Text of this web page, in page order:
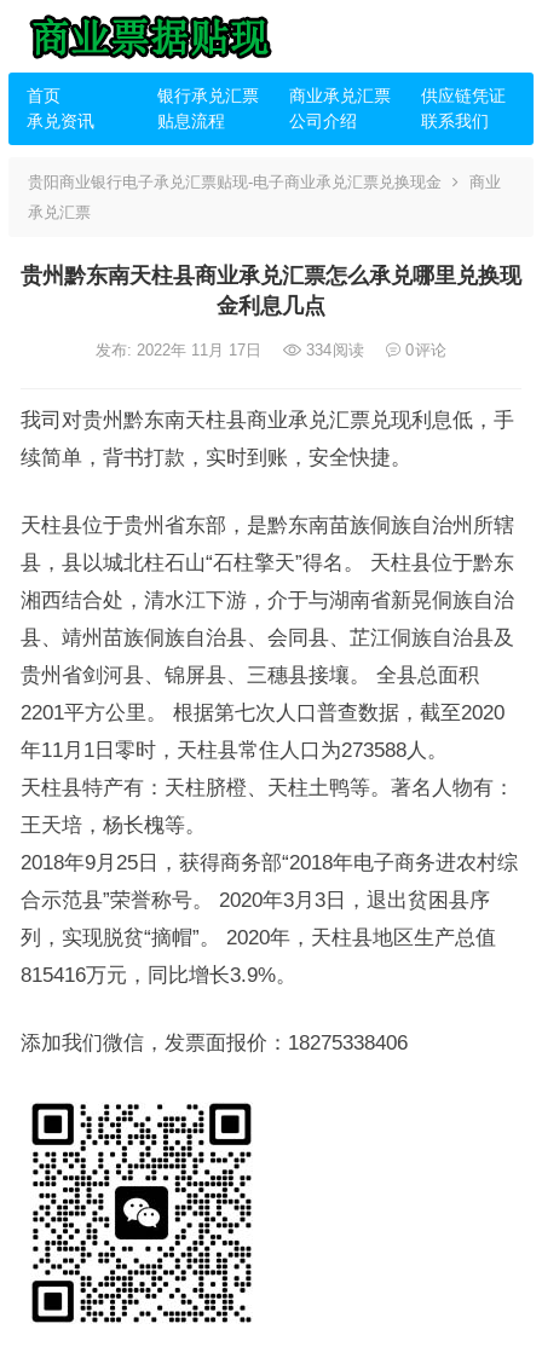
首页 银行承兑汇票 商业承兑汇票
供应链凭证
承兑资讯
贴息流程 公司介绍 联系我们
贵阳商业银行电子承兑汇票贴现-电子商业承兑汇票兑换现金
商业
承兑汇票
贵州黔东南天柱县商业承兑汇票怎么承兑哪里兑换现
金利息几点
发布: 2022年 11月 17日 334阅读 0评论
我司对贵州黔东南天柱县商业承兑汇票兑现利息低，手
续简单，背书打款，实时到账，安全快捷。
天柱县位于贵州省东部，是黔东南苗族侗族自治州所辖
县，县以城北柱石山“石柱擎天”得名。 天柱县位于黔东
湘西结合处，清水江下游，介于与湖南省新晃侗族自治
县、靖州苗族侗族自治县、会同县、芷江侗族自治县及
贵州省剑河县、锦屏县、三穗县接壤。 全县总面积
2201平方公里。 根据第七次人口普查数据，截至2020
年11月1日零时，天柱县常住人口为273588人。
天柱县特产有：天柱脐橙、天柱土鸭等。著名人物有：
王天培，杨长槐等。
2018年9月25日，获得商务部“2018年电子商务进农村综
合示范县”荣誉称号。 2020年3月3日，退出贫困县序
列，实现脱贫“摘帽”。 2020年，天柱县地区生产总值
815416万元，同比增长3.9%。
添加我们微信，发票面报价：18275338406